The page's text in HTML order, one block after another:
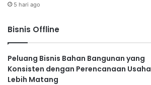
5 hari ago
Bisnis Offline
Peluang Bisnis Bahan Bangunan yang
Konsisten dengan Perencanaan Usaha
Lebih Matang